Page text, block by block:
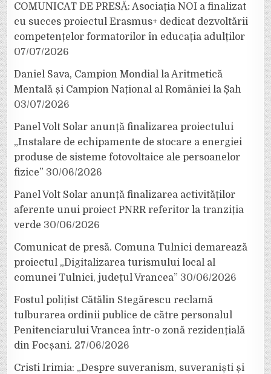
COMUNICAT DE PRESĂ: Asociația NOI a finalizat
cu succes proiectul Erasmus+ dedicat dezvoltării
competențelor formatorilor în educația adulților
07/07/2026
Daniel Sava, Campion Mondial la Aritmetică
Mentală și Campion Național al României la Șah
03/07/2026
Panel Volt Solar anunță finalizarea proiectului
„Instalare de echipamente de stocare a energiei
produse de sisteme fotovoltaice ale persoanelor
fizice” 30/06/2026
Panel Volt Solar anunță finalizarea activităților
aferente unui proiect PNRR referitor la tranziția
verde 30/06/2026
Comunicat de presă. Comuna Tulnici demarează
proiectul „Digitalizarea turismului local al
comunei Tulnici, județul Vrancea” 30/06/2026
Fostul polițist Cătălin Stegărescu reclamă
tulburarea ordinii publice de către personalul
Penitenciarului Vrancea într-o zonă rezidențială
din Focșani. 27/06/2026
Cristi Irimia: „Despre suveranism, suveraniști și